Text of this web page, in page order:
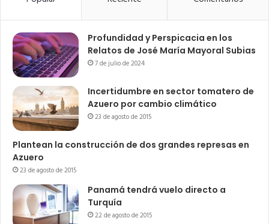
Profundidad y Perspicacia en los
Relatos de José María Mayoral Subias
7 de julio de 2024
Incertidumbre en sector tomatero de
Azuero por cambio climático
23 de agosto de 2015
Plantean la construcción de dos grandes represas en
Azuero
23 de agosto de 2015
Panamá tendrá vuelo directo a
Turquía
22 de agosto de 2015